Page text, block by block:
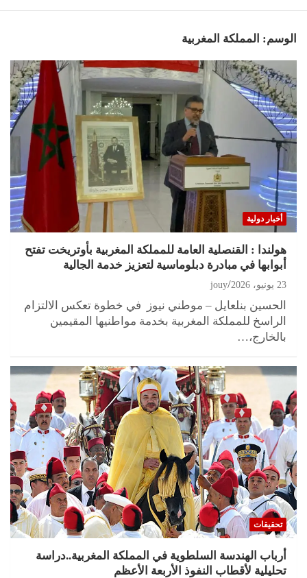
الوسم: المملكة المغربية
أخبار دولية
هولندا : القنصلية العامة للمملكة المغربية بأوتريخت تفتح
أبوابها في مبادرة دبلوماسية لتعزيز خدمة الجالية
23 يونيو، 2026 jouy
الحسين بنلعايل – موطني نيوز في خطوة تعكس الالتزام
الراسخ للمملكة المغربية بخدمة مواطنيها المقيمين
بالخارج،…
تحقيقات
أرباب الهندسة السلطوية في المملكة المغربية..دراسة
تحليلية لأقطاب النفوذ الأربعة الأعظم